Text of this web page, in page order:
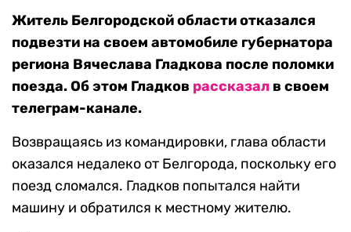
Житель Белгородской области отказался
подвезти на своем автомобиле губернатора
региона Вячеслава Гладкова после поломки
поезда. Об этом Гладков рассказал в своем
телеграм-канале.
Возвращаясь из командировки, глава области
оказался недалеко от Белгорода, поскольку его
поезд сломался. Гладков попытался найти
машину и обратился к местному жителю.